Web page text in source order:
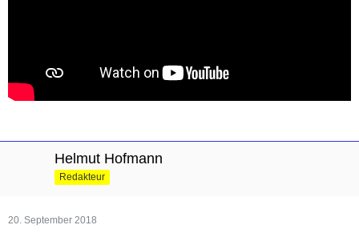
Helmut Hofmann
Redakteur
20. September 2018